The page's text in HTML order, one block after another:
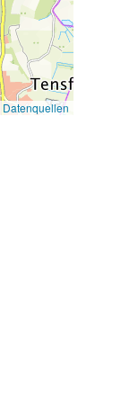
Datenquellen